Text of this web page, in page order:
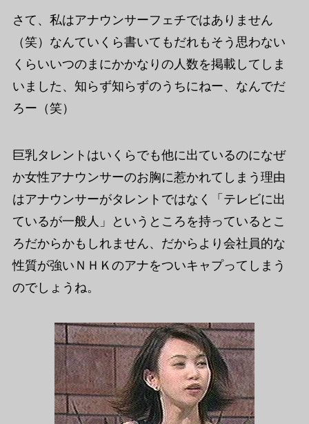
さて、私はアナウンサーフェチではありません
（笑）なんていくら書いてもだれもそう思わない
くらいいつのまにかかなりの人数を掲載してしま
いました、知らず知らずのうちにねー、なんでだ
ろー（笑）
巨乳タレントはいくらでも他に出ているのになぜ
か女性アナウンサーのお胸に惹かれてしまう理由
はアナウンサーがタレントではなく「テレビに出
ているが一般人」というところを持っているとこ
ろだからかもしれません、だからより会社員的な
性質が強いＮＨＫのアナをついキャプってしまう
のでしょうね。